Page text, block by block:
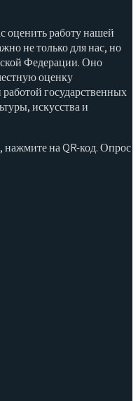
оценить работу нашей
не только для нас, но
Федерации. Оно
оценку
государственных
искусства и
нажмите на QR-код. Опрос